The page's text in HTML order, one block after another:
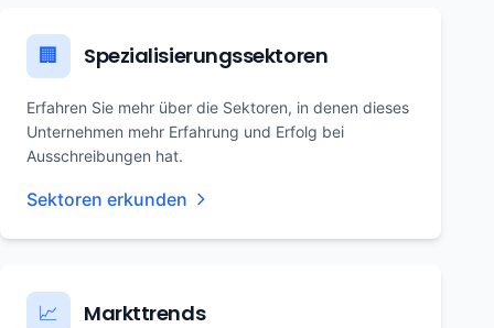
🏢 Spezialisierungssektoren
Erfahren Sie mehr über die Sektoren, in denen dieses
Unternehmen mehr Erfahrung und Erfolg bei
Ausschreibungen hat.
Sektoren erkunden
📈 Markttrends